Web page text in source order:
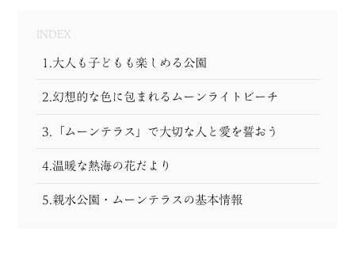
COLUMN
INDEX
1.大人も子どもも楽しめる公園
2.幻想的な色に包まれるムーンライトビーチ
3.「ムーンテラス」で大切な人と愛を誓おう
4.温暖な熱海の花だより
5.親水公園・ムーンテラスの基本情報